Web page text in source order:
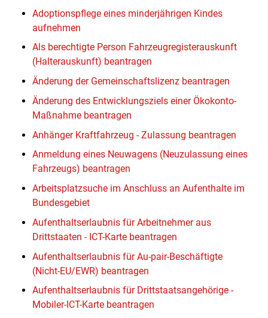
Adoptionspflege eines minderjährigen Kindes
aufnehmen
Als berechtigte Person Fahrzeugregisterauskunft
(Halterauskunft) beantragen
Änderung der Gemeinschaftslizenz beantragen
Änderung des Entwicklungsziels einer Ökokonto-
Maßnahme beantragen
Anhänger Kraftfahrzeug - Zulassung beantragen
Anmeldung eines Neuwagens (Neuzulassung eines
Fahrzeugs) beantragen
Arbeitsplatzsuche im Anschluss an Aufenthalte im
Bundesgebiet
Aufenthaltserlaubnis für Arbeitnehmer aus
Drittstaaten - ICT-Karte beantragen
Aufenthaltserlaubnis für Au-pair-Beschäftigte
(Nicht-EU/EWR) beantragen
Aufenthaltserlaubnis für Drittstaatsangehörige -
Mobiler-ICT-Karte beantragen